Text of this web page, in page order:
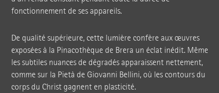
fonctionnement de ses appareils.
De qualité supérieure, cette lumière confère aux œuvres
exposées à la Pinacothèque de Brera un éclat inédit. Même
les subtiles nuances de dégradés apparaissent nettement,
comme sur la Pietà de Giovanni Bellini, où les contours du
corps du Christ gagnent en plasticité.